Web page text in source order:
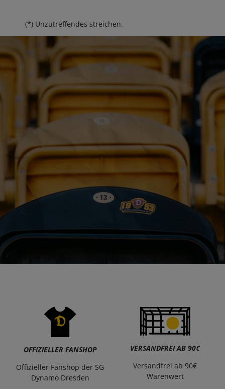
(*) Unzutreffendes streichen.
OFFIZIELLER FANSHOP
Offizieller Fanshop der SG
Dynamo Dresden
VERSANDFREI AB 90€
Versandfrei ab 90€
Warenwert